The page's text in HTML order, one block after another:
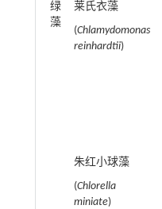
绿
藻
莱氏衣藻
(Chlamydomonas
reinhardtii)
朱红小球藻
(Chlorella
miniate)